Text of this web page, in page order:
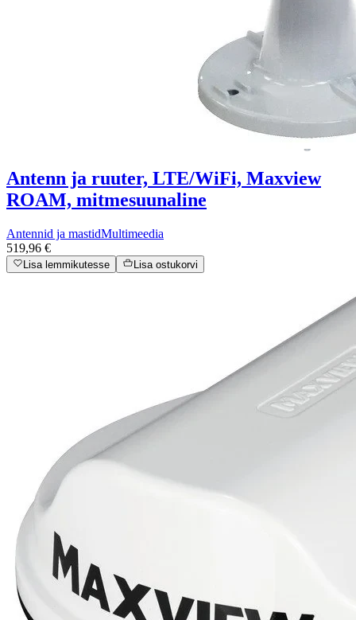
Antenn ja ruuter, LTE/WiFi, Maxview
ROAM, mitmesuunaline
Antennid ja mastidMultimeedia
519,96 €
Lisa lemmikutesse Lisa ostukorvi